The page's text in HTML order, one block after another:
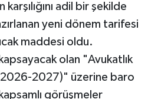
adil bir şekilde
yeni dönem tarifesi
maddesi oldu.
olan "Avukatlık
2027)" üzerine baro
görüşmeler